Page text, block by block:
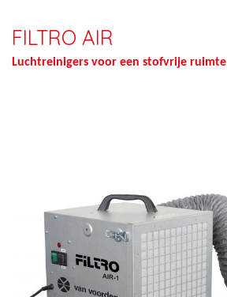
FILTRO AIR
Luchtreinigers voor een stofvrije ruimte